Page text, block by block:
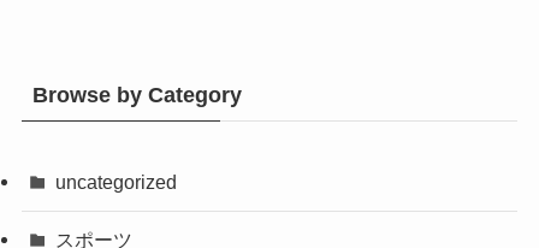
Browse by Category
uncategorized
スポーツ